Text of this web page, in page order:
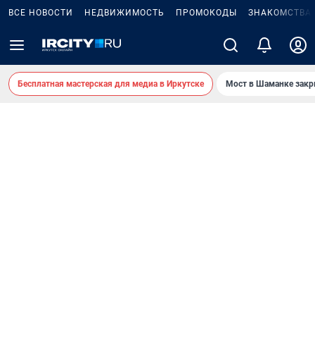
ВСЕ НОВОСТИ НЕДВИЖИМОСТЬ ПРОМОКОДЫ ЗНАКОМСТВА
Бесплатная мастерская для медиа в Иркутске Мост в Шаманке